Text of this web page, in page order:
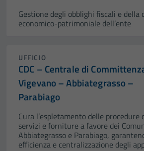
Gestione degli obblighi fiscali e della
economico-patrimoniale dell’ente
UFFICIO
CDC – Centrale di
Vigevano – Abbiategrasso –
Parabiago
Cura l’espletamento delle procedure
servizi e forniture a favore dei
Abbiategrasso e Parabiago,
efficienza e centralizzazione degli